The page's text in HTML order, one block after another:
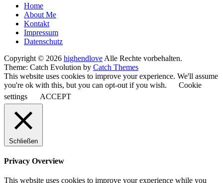
Seitenfuß-
Menü
Home
About Me
Kontakt
Impressum
Datenschutz
Copyright © 2026 highendlove Alle Rechte vorbehalten.
Theme: Catch Evolution by Catch Themes
This website uses cookies to improve your experience. We'll assume
you're ok with this, but you can opt-out if you wish.
Cookie
settings
ACCEPT
Schließen
Privacy Overview
This website uses cookies to improve your experience while you